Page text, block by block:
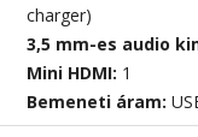
charger)
3,5 mm-es audio
Mini HDMI: 1
Bemeneti áram: